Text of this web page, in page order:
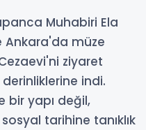
Muhabiri Ela
Ankara'da müze
ziyaret
indi.
bir yapı değil,
tarihine tanıklık